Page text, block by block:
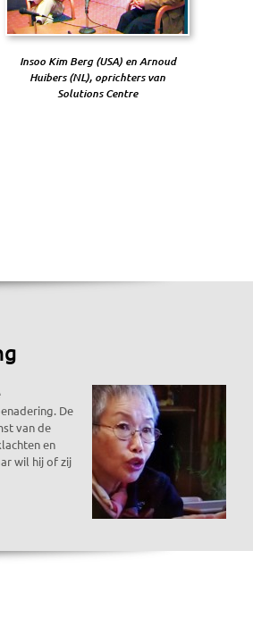
Insoo Kim Berg (USA) en Arnoud
Huibers (NL), oprichters van
Solutions Centre
De
van de
en
wil hij of zij